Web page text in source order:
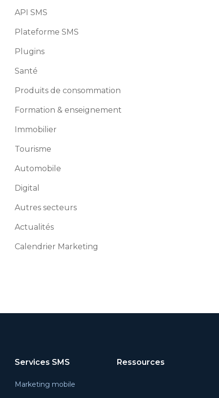
API SMS
Plateforme SMS
Plugins
Santé
Produits de consommation
Formation & enseignement
Immobilier
Tourisme
Automobile
Digital
Autres secteurs
Actualités
Calendrier Marketing
Services SMS
Marketing mobile
Ressources